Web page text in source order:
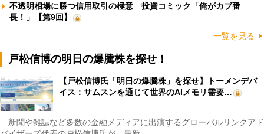
不透明相場に勝つ信用取引の極意 投資コミック「俺がカブ番
長！」【第9回】
一覧を見る
戸松信博の明日の爆騰株を探せ！
【戸松信博氏「明日の爆騰株」を探せ】トーメンデバ
イス：サムスンを通じて世界のAIメモリ需要…
新聞や雑誌など多数の金融メディアに出演するグローバルリンクアド